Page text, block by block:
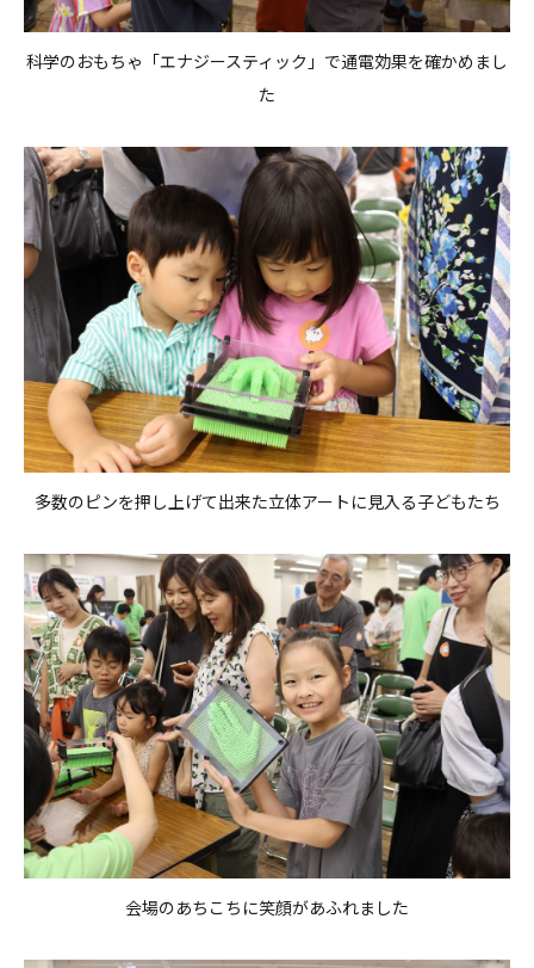
科学のおもちゃ「エナジースティック」で通電効果を確かめまし
た
多数のピンを押し上げて出来た立体アートに見入る子どもたち
会場のあちこちに笑顔があふれました